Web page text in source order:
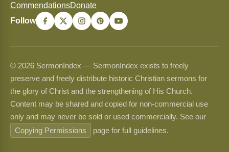
CommendationsDonate
Follow
© 2026 SermonIndex — SermonIndex exists to freely
preserve and freely distribute historic Christian sermons for
the glory of Christ and the strengthening of His Church.
Content may be shared and copied for non-commercial use
only and may never be sold or used commercially. See our
Copying Permissions
page for full guidelines.